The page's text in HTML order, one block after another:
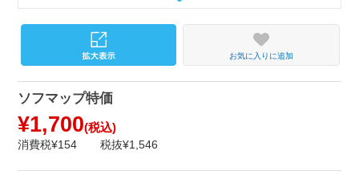
お気に入りに追加
ソフマップ特価
¥1,700(税込)
消費税¥154 税抜¥1,546